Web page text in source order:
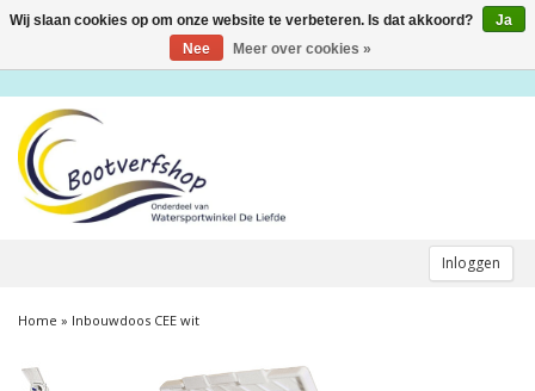
Inloggen
Toggle
Home » Inbouwdoos CEE wit
Wij slaan cookies op om onze website te verbeteren. Is dat akkoord?
Ja
Nee
Meer over cookies »